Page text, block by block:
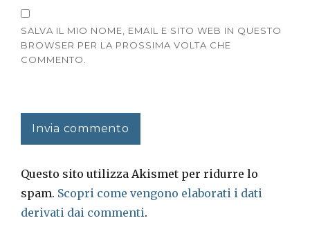
SALVA IL MIO NOME, EMAIL E SITO WEB IN QUESTO
BROWSER PER LA PROSSIMA VOLTA CHE
COMMENTO.
Questo sito utilizza Akismet per ridurre lo
spam. Scopri come vengono elaborati i dati
derivati dai commenti.